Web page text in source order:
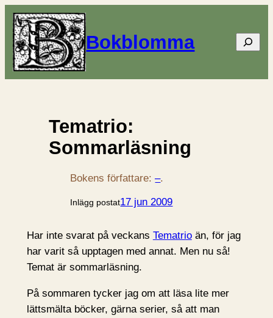
Bokblomma Sök
Tematrio:
Sommarläsning
Bokens författare:–.
Inlägg postat17 jun 2009
Har inte svarat på veckans Tematrioän, för jag
har varit så upptagen med annat. Men nu så!
Temat är sommarläsning.
På sommaren tycker jag om att läsa lite mer
lättsmälta böcker, gärna serier, så att man